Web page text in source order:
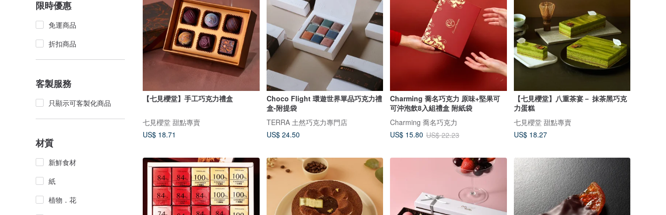
限時優惠
免運商品
折扣商品
客製服務
只顯示可客製化商品
材質
新鮮食材
紙
植物．花
【七見櫻堂】手工巧克力禮盒
七見櫻堂 甜點專賣
US$ 18.71
Choco Flight 環遊世界單品巧克力禮
盒-附提袋
TERRA 土然巧克力專門店
US$ 24.50
Charming 喬名巧克力 原味+堅果可
可沖泡飲8入組禮盒 附紙袋
Charming 喬名巧克力
US$ 15.80 US$ 22.23
【七見櫻堂】八重茶宴－ 抹茶黑巧克
力蛋糕
七見櫻堂 甜點專賣
US$ 18.27